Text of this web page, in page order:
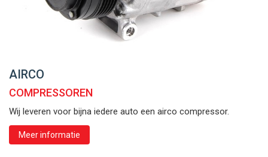
AIRCO
COMPRESSOREN
Wij leveren voor bijna iedere auto een airco compressor.
Meer informatie